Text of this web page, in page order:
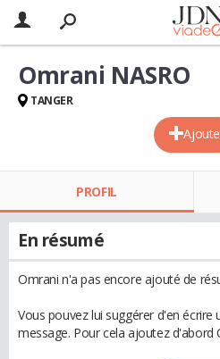
Omrani NASRO
TANGER
PROFIL
En résumé
Omrani n'a pas encore ajouté de
Vous pouvez lui suggérer d'en écrire
message. Pour cela ajoutez d'abord